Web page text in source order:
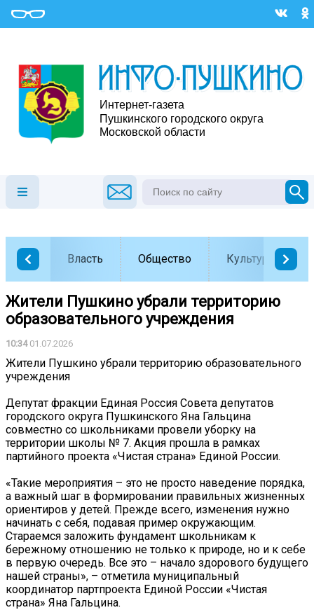
Власть Общество Культура
Жители Пушкино убрали территорию
образовательного учреждения
10:3401.07.2026
Жители Пушкино убрали территорию образовательного
учреждения
Депутат фракции Единая Россия Совета депутатов
городского округа Пушкинского Яна Гальцина
совместно со школьниками провели уборку на
территории школы № 7. Акция прошла в рамках
партийного проекта «Чистая страна» Единой России.
«Такие мероприятия – это не просто наведение порядка,
а важный шаг в формировании правильных жизненных
ориентиров у детей. Прежде всего, изменения нужно
начинать с себя, подавая пример окружающим.
Стараемся заложить фундамент школьникам к
бережному отношению не только к природе, но и к себе
в первую очередь. Все это – начало здорового будущего
нашей страны», – отметила муниципальный
координатор партпроекта Единой России «Чистая
страна» Яна Гальцина.